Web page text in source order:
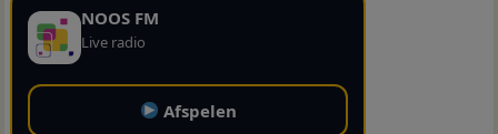
NOOS FM
Live radio
Afspelen